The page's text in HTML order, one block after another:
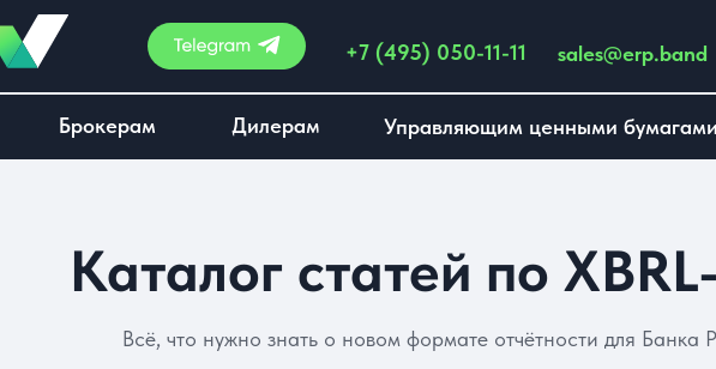
+7 (495) 050-11-11 sales@erp.band
Брокерам Управляющим ценными бумагами
Дилерам
Каталог статей по
Всё, что нужно знать о новом формате отчётности для Банка